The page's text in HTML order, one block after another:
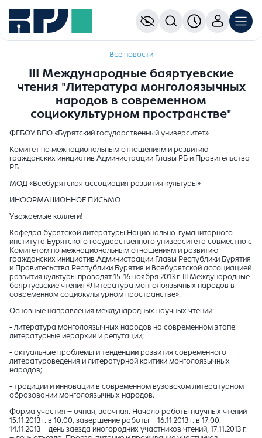
Все новости
III Международные баяртуевские
чтения "Литература монголоязычных
народов в современном
социокультурном пространстве"
ФГБОУ ВПО «Бурятский государственный университет»
Комитет по межнациональным отношениям и развитию
гражданских инициатив Администрации Главы РБ и Правительства
РБ
МОД «Всебурятская ассоциация развития культуры»
ИНФОРМАЦИОННОЕ ПИСЬМО
Уважаемые коллеги!
Кафедра бурятской литературы Национально-гуманитарного
института Бурятского государственного университета совместно с
Комитетом по межнациональным отношениям и развитию
гражданских инициатив Администрации Главы Республики Бурятия
и Правительства Республики Бурятия и Всебурятской ассоциацией
развития культуры проводят 15-16 ноября 2013 г. III Международные
баяртуевские чтения «Литература монголоязычных народов в
современном социокультурном пространстве».
Основные направления международных научных чтений:
- литература монголоязычных народов на современном этапе:
литературные иерархии и репутации;
- актуальные проблемы и тенденции развития современного
литературоведения и литературной критики монголоязычных
народов;
- традиции и инновации в современном вузовском литературном
образовании монголоязычных народов.
Форма участия – очная, заочная. Начало работы научных чтений
15.11.2013 г. в 10.00, завершение работы – 16.11.2013 г. в 17.00.
14.11.2013 – день заезда иногородних участников чтений, 17.11.2013 г.